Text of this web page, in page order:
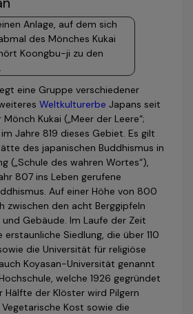
eine Gruppe verschiedener
Weltkulturerbe Japans seit
Kukai („Meer der Leere“;
Jahre 819 dieses Gebiet. Es gilt
des japanischen Buddhismus in
(„Schule des wahren Wortes“),
807 ins Leben gerufene
Auf einer Höhe von 800
zwischen den acht Berggipfeln
und Gebäude. Im Laufe der Zeit
Siedlung, die über 110
die Universität für religiöse
Koyasan-Universität genannt
welche 1926 gegründet
Hälfte der Klöster wird Pilgern
Kost sowie die